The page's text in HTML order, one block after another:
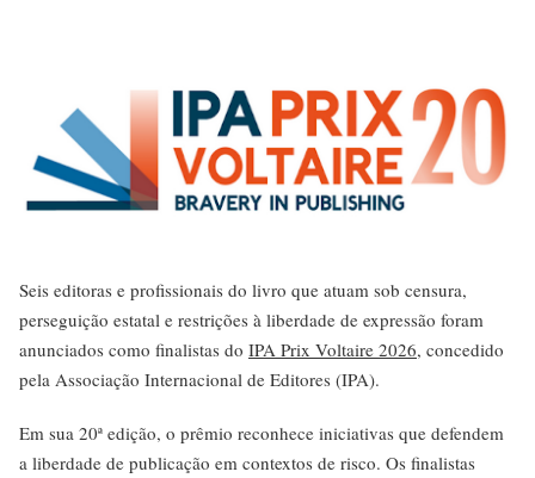
Seis editoras e profissionais do livro que atuam sob censura,
perseguição estatal e restrições à liberdade de expressão foram
anunciados como finalistas do IPA Prix Voltaire 2026, concedido
pela Associação Internacional de Editores (IPA).
Em sua 20ª edição, o prêmio reconhece iniciativas que defendem
a liberdade de publicação em contextos de risco. Os finalistas